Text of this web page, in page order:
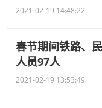
2021-02-19 14:48:22
春节期间铁路、
人员97人
2021-02-19 13:53:49